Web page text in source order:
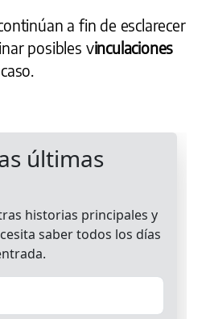
a fin de esclarecer
posibles vinculaciones